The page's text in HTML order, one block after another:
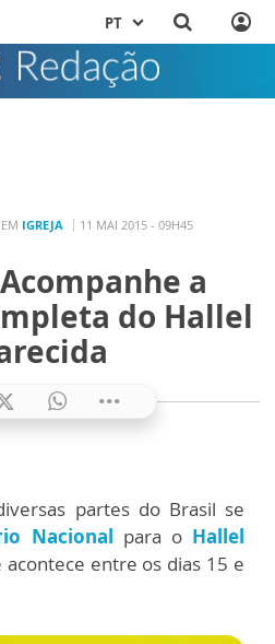
PT
EM IGREJA 11 MAI 2015 - 09H45
a
do Hallel
partes do Brasil se
Nacional para o Hallel
acontece entre os dias 15 e